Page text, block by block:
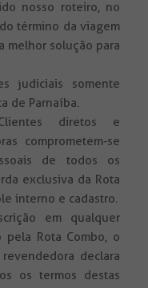
nosso roteiro, no
término da viagem
melhor solução para
judiciais somente
de Parnaíba.
diretos e
comprometem-se
de todos os
exclusiva da Rota
interno e cadastro.
em qualquer
pela Rota Combo, o
declara
os termos destas